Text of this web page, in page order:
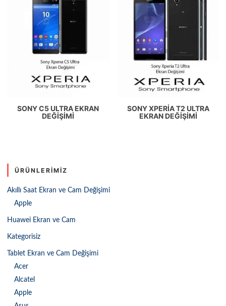
SONY C5 ULTRA EKRAN
DEĞIŞIMI
SONY XPERIA T2 ULTRA
EKRAN DEĞIŞIMI
ÜRÜNLERIMIZ
Akıllı Saat Ekran ve Cam Değişimi
Apple
Huawei Ekran ve Cam
Kategorisiz
Tablet Ekran ve Cam Değişimi
Acer
Alcatel
Apple